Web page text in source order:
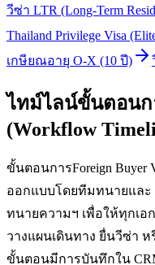
วีซ่า LTR (Long-Term
Thailand Privilege Visa
เกษียณอายุ O-X (10 ปี)
ไทม์ไลน์ขั้นตอนก
(Workflow
ขั้นตอนการForeign Buyer
ออกแบบโดยทีมทนายและ
ทนายความฯ เพื่อให้ทุกเอ
วางแผนเดินทาง ยื่นวีซ่า ห
ขั้นตอนมีการบันทึกใน